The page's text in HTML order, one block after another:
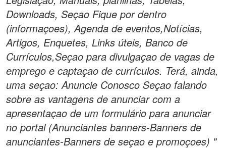
Downloads, Seçao Fique por dentro
(informaçoes), Agenda de eventos,Notícias,
Artigos, Enquetes, Links úteis, Banco de
Currículos,Seçao para divulgaçao de vagas de
emprego e captaçao de currículos. Terá, ainda,
uma seçao: Anuncie Conosco Seçao falando
sobre as vantagens de anunciar com a
apresentaçao de um formulário para anunciar
no portal (Anunciantes banners-Banners de
anunciantes-Banners de seçao e promoçoes) "